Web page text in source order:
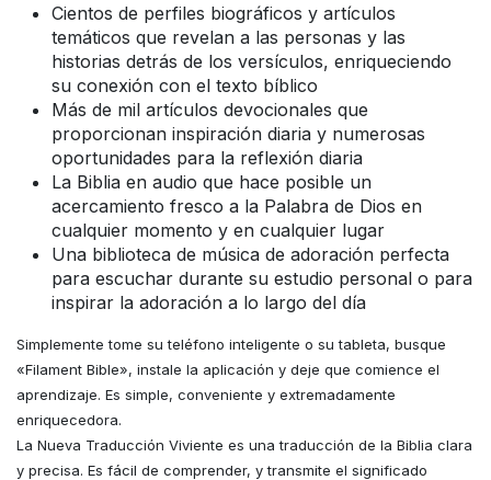
Cientos de perfiles biográficos y artículos
temáticos que revelan a las personas y las
historias detrás de los versículos, enriqueciendo
su conexión con el texto bíblico
Más de mil artículos devocionales que
proporcionan inspiración diaria y numerosas
oportunidades para la reflexión diaria
La Biblia en audio que hace posible un
acercamiento fresco a la Palabra de Dios en
cualquier momento y en cualquier lugar
Una biblioteca de música de adoración perfecta
para escuchar durante su estudio personal o para
inspirar la adoración a lo largo del día
Simplemente tome su teléfono inteligente o su tableta, busque
«Filament Bible», instale la aplicación y deje que comience el
aprendizaje. Es simple, conveniente y extremadamente
enriquecedora.
La Nueva Traducción Viviente es una traducción de la Biblia clara
y precisa. Es fácil de comprender, y transmite el significado